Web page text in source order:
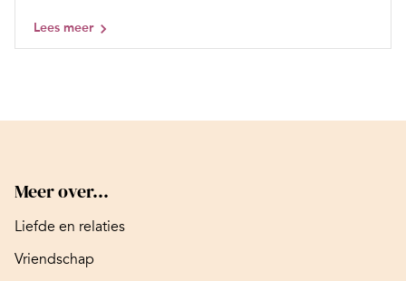
Lees meer
Meer over...
Liefde en relaties
Vriendschap